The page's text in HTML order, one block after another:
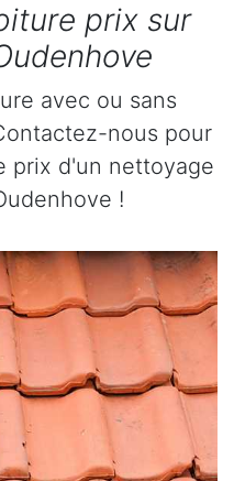
prix sur
avec ou sans
nous pour
prix d'un nettoyage
!